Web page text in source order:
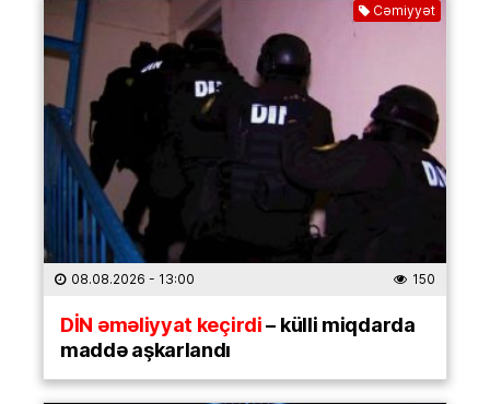
Cəmiyyət
08.08.2026 - 13:00 150
DİN əməliyyat keçirdi– külli miqdarda
maddə aşkarlandı